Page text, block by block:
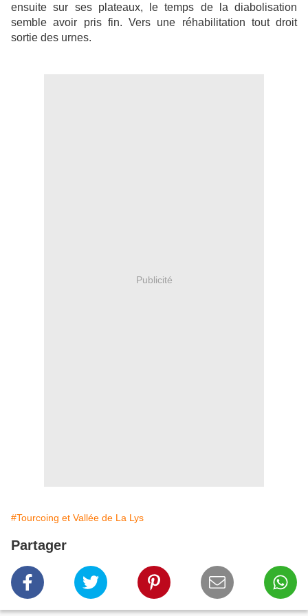
ensuite sur ses plateaux, le temps de la diabolisation
semble avoir pris fin. Vers une réhabilitation tout droit
sortie des urnes.
Publicité
#Tourcoing et Vallée de La Lys
Partager